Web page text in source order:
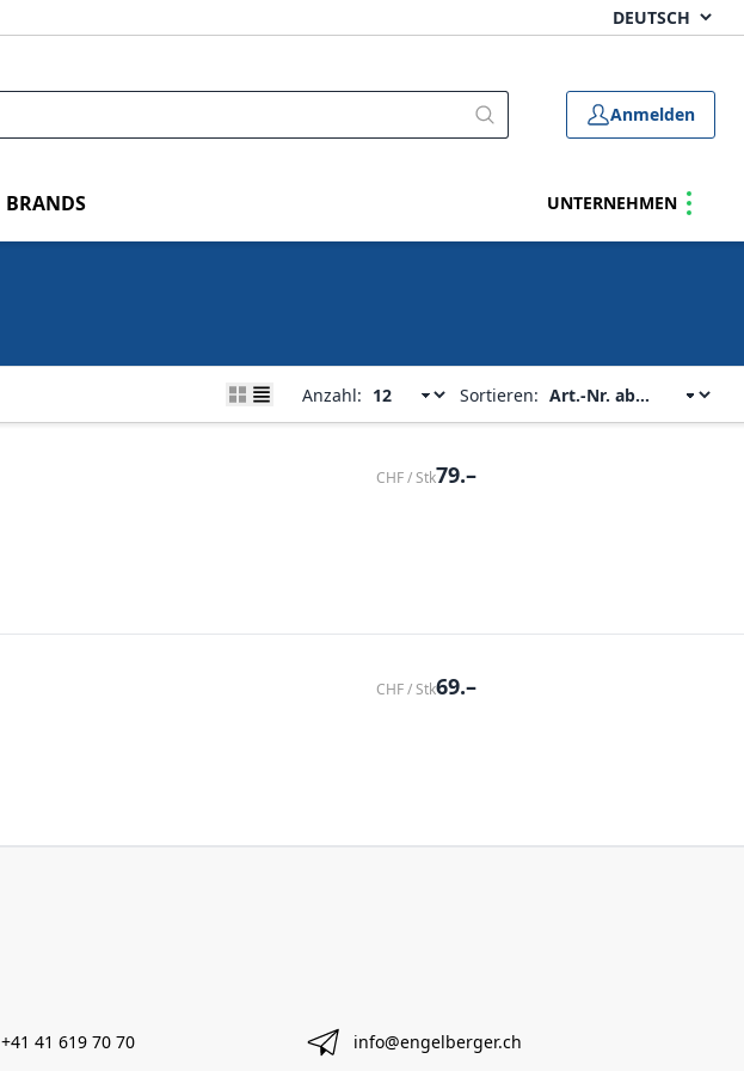
Anmelden
BRANDS UNTERNEHMEN
Anzahl: Sortieren:
CHF / Stk79.–
CHF / Stk69.–
+41 41 619 70 70 info@engelberger.ch